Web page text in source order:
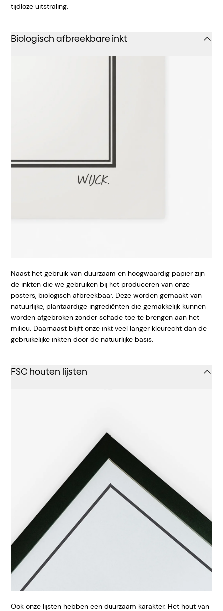
tijdloze uitstraling.
Biologisch afbreekbare inkt
Naast het gebruik van duurzaam en hoogwaardig papier zijn
de inkten die we gebruiken bij het produceren van onze
posters, biologisch afbreekbaar. Deze worden gemaakt van
natuurlijke, plantaardige ingrediënten die gemakkelijk kunnen
worden afgebroken zonder schade toe te brengen aan het
milieu. Daarnaast blijft onze inkt veel langer kleurecht dan de
gebruikelijke inkten door de natuurlijke basis.
FSC houten lijsten
Ook onze lijsten hebben een duurzaam karakter. Het hout van